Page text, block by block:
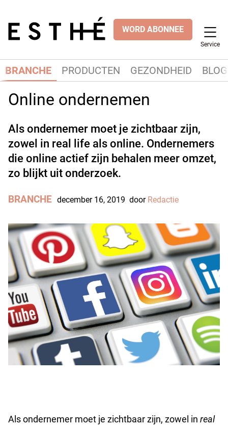
WORD ABONNEE
Service
BRANCHE PRODUCTEN GEZONDHEID
Online ondernemen
Als ondernemer moet je zichtbaar zijn,
zowel in real life als online. Ondernemers
die online actief zijn behalen meer omzet,
zo blijkt uit onderzoek.
BRANCHE december 16, 2019 door Redactie
Als ondernemer moet je zichtbaar zijn, zowel in real